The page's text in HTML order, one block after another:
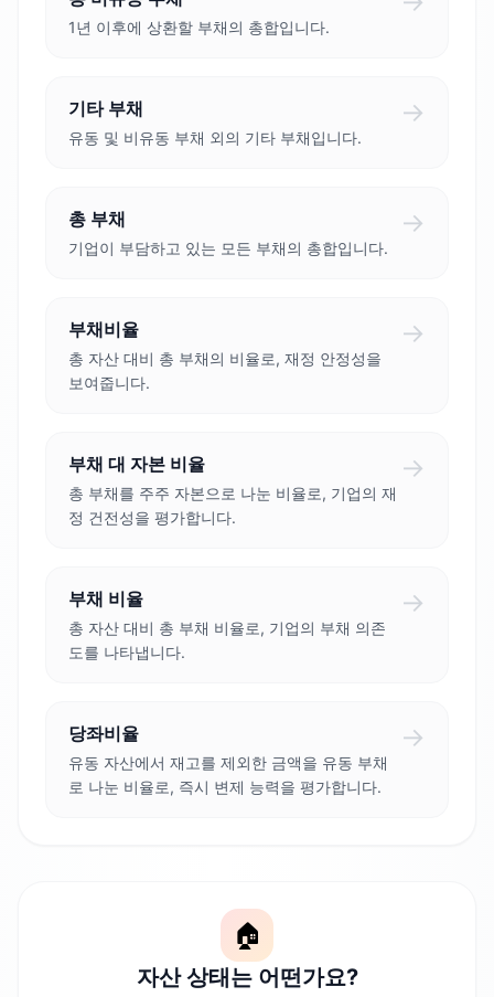
1년 이후에 상환할 부채의 총합입니다.
기타 부채
유동 및 비유동 부채 외의 기타 부채입니다.
→
총 부채
기업이 부담하고 있는 모든 부채의 총합입니다.
→
부채비율
총 자산 대비 총 부채의 비율로, 재정 안정성을
보여줍니다.
→
부채 대 자본 비율
총 부채를 주주 자본으로 나눈 비율로, 기업의 재
정 건전성을 평가합니다.
→
부채 비율
총 자산 대비 총 부채 비율로, 기업의 부채 의존
도를 나타냅니다.
→
당좌비율
유동 자산에서 재고를 제외한 금액을 유동 부채
로 나눈 비율로, 즉시 변제 능력을 평가합니다.
→
🏠
자산 상태는 어떤가요?